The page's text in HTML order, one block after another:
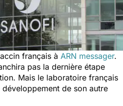
français à ARN messager.
pas la dernière étape
Mais le laboratoire français
de son autre